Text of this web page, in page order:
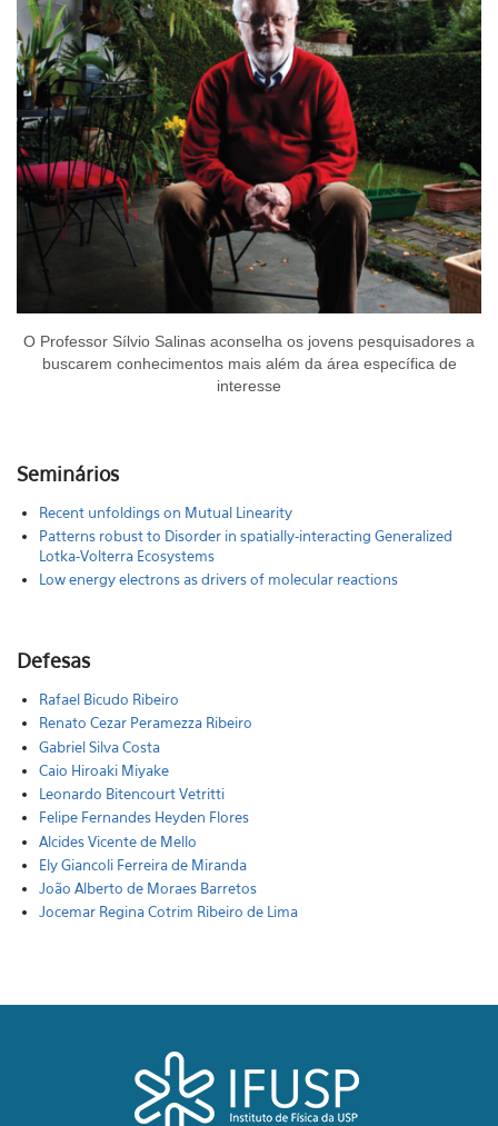
Abas primárias
O Professor Sílvio Salinas aconselha os jovens pesquisadores a
buscarem conhecimentos mais além da área específica de
Recent unfoldings on Mutual Linearity
Patterns robust to Disorder in spatially-interacting Generalized
Lotka-Volterra Ecosystems
Rafael Bicudo Ribeiro
Renato Cezar Peramezza Ribeiro
Gabriel Silva Costa
Caio Hiroaki Miyake
Leonardo Bitencourt Vetritti
Felipe Fernandes Heyden Flores
Alcides Vicente de Mello
Ely Giancoli Ferreira de Miranda
João Alberto de Moraes Barretos